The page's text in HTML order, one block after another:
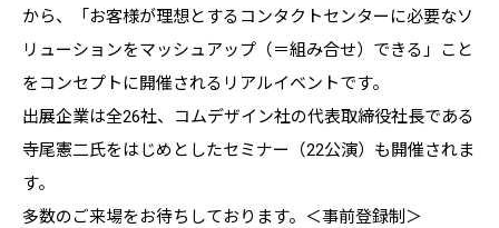
から、「お客様が理想とするコンタクトセンターに必要なソ
リューションをマッシュアップ（＝組み合せ）できる」こと
をコンセプトに開催されるリアルイベントです。
出展企業は全26社、コムデザイン社の代表取締役社長である
寺尾憲二氏をはじめとしたセミナー（22公演）も開催されま
す。
多数のご来場をお待ちしております。＜事前登録制＞